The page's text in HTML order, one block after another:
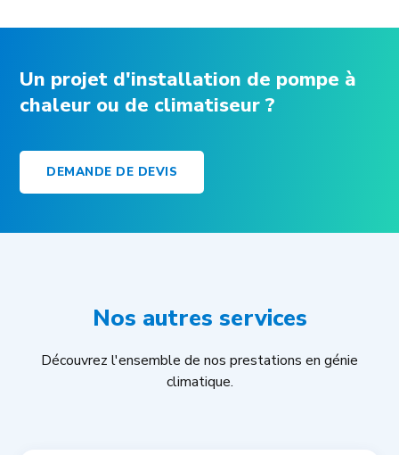
Un projet d'installation de pompe à
chaleur ou de climatiseur ?
DEMANDE DE DEVIS
Nos autres services
Découvrez l'ensemble de nos prestations en génie
climatique.